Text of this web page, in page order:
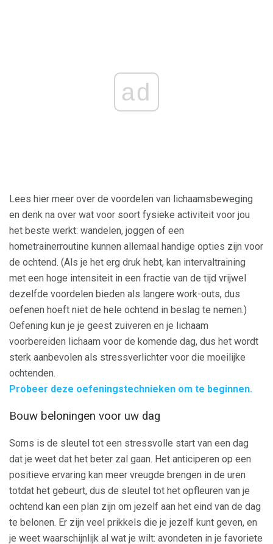
ad
Lees hier meer over de voordelen van lichaamsbeweging
en denk na over wat voor soort fysieke activiteit voor jou
het beste werkt: wandelen, joggen of een
hometrainerroutine kunnen allemaal handige opties zijn voor
de ochtend. (Als je het erg druk hebt, kan intervaltraining
met een hoge intensiteit in een fractie van de tijd vrijwel
dezelfde voordelen bieden als langere work-outs, dus
oefenen hoeft niet de hele ochtend in beslag te nemen.)
Oefening kun je je geest zuiveren en je lichaam
voorbereiden lichaam voor de komende dag, dus het wordt
sterk aanbevolen als stressverlichter voor die moeilijke
ochtenden.
Probeer deze oefeningstechnieken om te beginnen.
Bouw beloningen voor uw dag
Soms is de sleutel tot een stressvolle start van een dag
dat je weet dat het beter zal gaan. Het anticiperen op een
positieve ervaring kan meer vreugde brengen in de uren
totdat het gebeurt, dus de sleutel tot het opfleuren van je
ochtend kan een plan zijn om jezelf aan het eind van de dag
te belonen. Er zijn veel prikkels die je jezelf kunt geven, en
je weet waarschijnlijk al wat je wilt: avondeten in je favoriete